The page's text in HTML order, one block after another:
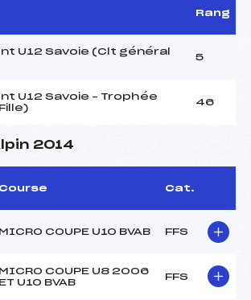
Rang
U12 Savoie (Clt général
5
U12 Savoie – Trophée
46
2014
Course Cat.
MICRO COUPE U10 BVAB FFS
MICRO COUPE U8 2006
ET U10 BVAB
FFS